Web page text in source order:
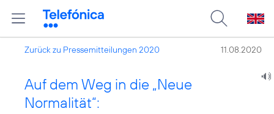
Zurück zu Pressemitteilungen 2020 11.08.2020
Auf dem Weg in die „Neue
Normalität“: